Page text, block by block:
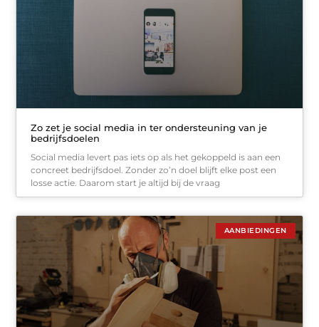
Zo zet je social media in ter ondersteuning van je
bedrijfsdoelen
Social media levert pas iets op als het gekoppeld is aan een
concreet bedrijfsdoel. Zonder zo’n doel blijft elke post een
losse actie. Daarom start je altijd bij de vraag
AANBIEDINGEN